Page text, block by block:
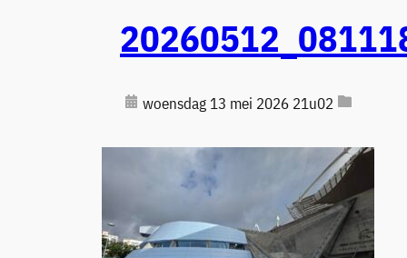
woensdag 13 mei 2026 21u02